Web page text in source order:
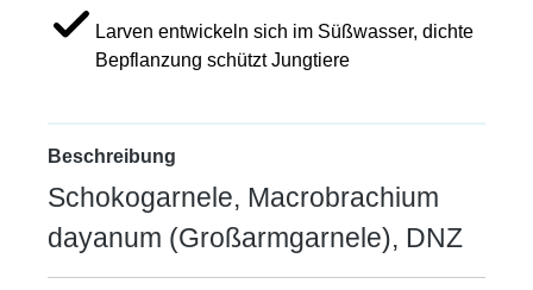
Larven entwickeln sich im Süßwasser, dichte
Bepflanzung schützt Jungtiere
Beschreibung
Schokogarnele, Macrobrachium
dayanum (Großarmgarnele), DNZ